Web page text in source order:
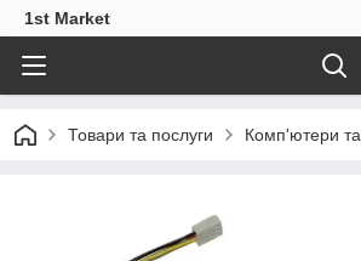
1st Market
Товари та послуги Комп'ютери